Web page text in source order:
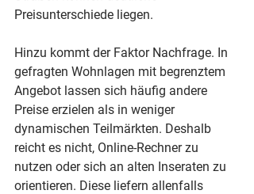
Preisunterschiede liegen.
Hinzu kommt der Faktor Nachfrage. In
gefragten Wohnlagen mit begrenztem
Angebot lassen sich häufig andere
Preise erzielen als in weniger
dynamischen Teilmärkten. Deshalb
reicht es nicht, Online-Rechner zu
nutzen oder sich an alten Inseraten zu
orientieren. Diese liefern allenfalls